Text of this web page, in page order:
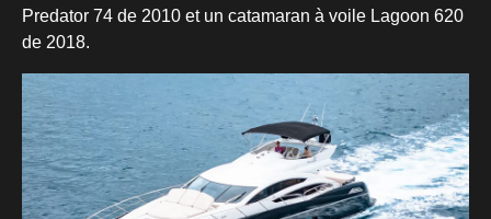
Predator 74 de 2010 et un catamaran à voile Lagoon 620
de 2018.